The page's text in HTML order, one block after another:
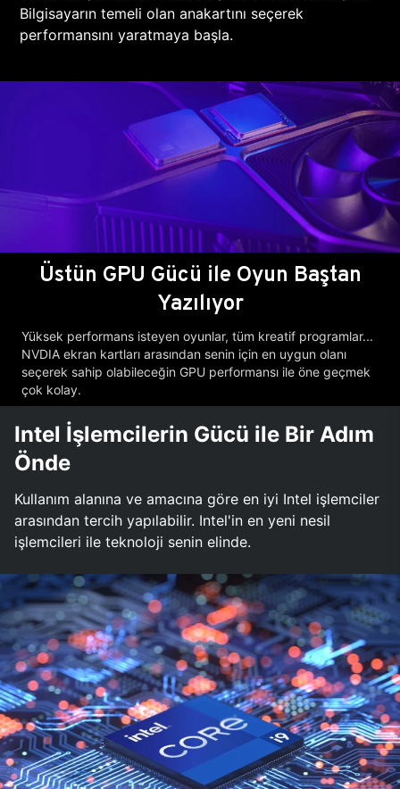
Bilgisayarın temeli olan anakartını seçerek
performansını yaratmaya başla.
Üstün GPU Gücü ile Oyun Baştan
Yazılıyor
Yüksek performans isteyen oyunlar, tüm kreatif programlar...
NVDIA ekran kartları arasından senin için en uygun olanı
seçerek sahip olabileceğin GPU performansı ile öne geçmek
çok kolay.
Intel İşlemcilerin Gücü ile Bir Adım
Önde
Kullanım alanına ve amacına göre en iyi Intel işlemciler
arasından tercih yapılabilir. Intel'in en yeni nesil
işlemcileri ile teknoloji senin elinde.